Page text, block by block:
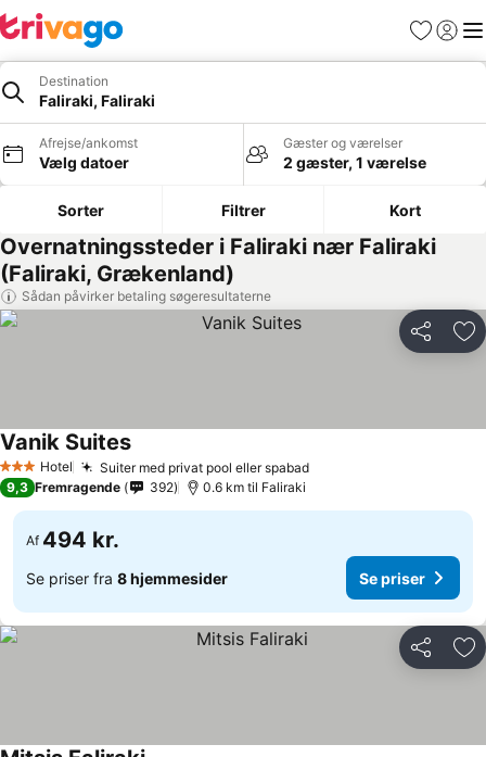
Favoritter
Log ind
Destination
Faliraki, Faliraki
Afrejse/ankomst
Vælg datoer
Gæster og værelser
2 gæster, 1 værelse
Sorter Filtrer Kort
Overnatningssteder i Faliraki nær Faliraki
(Faliraki, Grækenland)
Sådan påvirker betaling søgeresultaterne
Del
3 StjernerHotel Suiter med privat pool eller spabad
Vanik Suites
9,3 Fremragende 392 0.6 km til Faliraki
Af 494 kr.
Se priser fra 8 hjemmesider Se priser
Del